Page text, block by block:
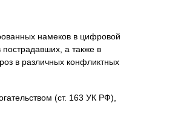
намеков в цифровой
а также в
в различных конфликтных
(ст. 163 УК РФ),